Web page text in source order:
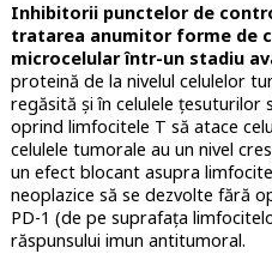
Inhibitorii punctelor de
tratarea anumitor forme de
microcelular într-un stadiu
proteină de la nivelul celulelor
regăsită și în celulele țesuturilor
oprind limfocitele T să atace
celulele tumorale au un nivel
un efect blocant asupra
neoplazice să se dezvolte fără
PD-1 (de pe suprafața
răspunsului imun antitumoral.